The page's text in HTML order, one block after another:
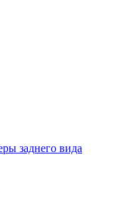
заднего вида